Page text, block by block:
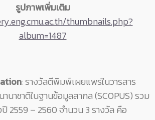
รูปภาพเพิ่มเติม
thumbnails.php?
album=1487
: รางวัลตีพิมพ์เผยแพร่ในวารสาร
านาชาติในฐานข้อมูลสากล (SCOPUS) รวม
2559 – 2560 จำนวน 3 รางวัล คือ